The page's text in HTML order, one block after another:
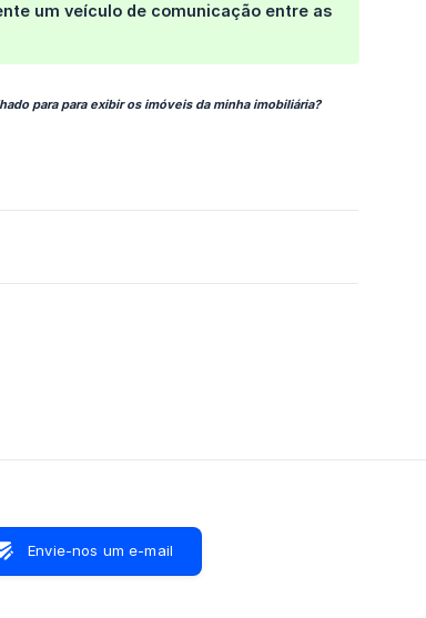
um veículo de comunicação entre as
para para exibir os imóveis da minha imobiliária?
Envie-nos um e-mail